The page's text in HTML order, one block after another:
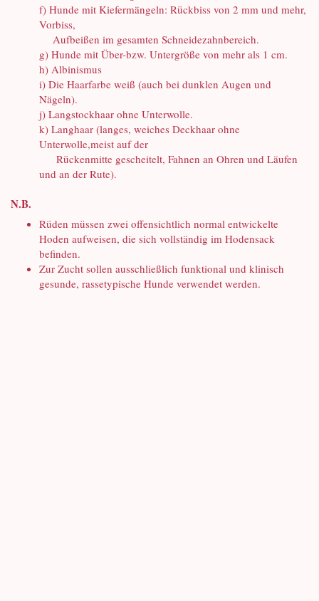
f) Hunde mit Kiefermängeln: Rückbiss von 2 mm und mehr,
Vorbiss,
Aufbeißen im gesamten Schneidezahnbereich.
g) Hunde mit Über-bzw. Untergröße von mehr als 1 cm.
h) Albinismus
i) Die Haarfarbe weiß (auch bei dunklen Augen und
Nägeln).
j) Langstockhaar ohne Unterwolle.
k) Langhaar (langes, weiches Deckhaar ohne
Unterwolle,meist auf der
Rückenmitte gescheitelt, Fahnen an Ohren und Läufen
und an der Rute).
N.B.
Rüden müssen zwei offensichtlich normal entwickelte
Hoden aufweisen, die sich vollständig im Hodensack
befinden.
Zur Zucht sollen ausschließlich funktional und klinisch
gesunde, rassetypische Hunde verwendet werden.